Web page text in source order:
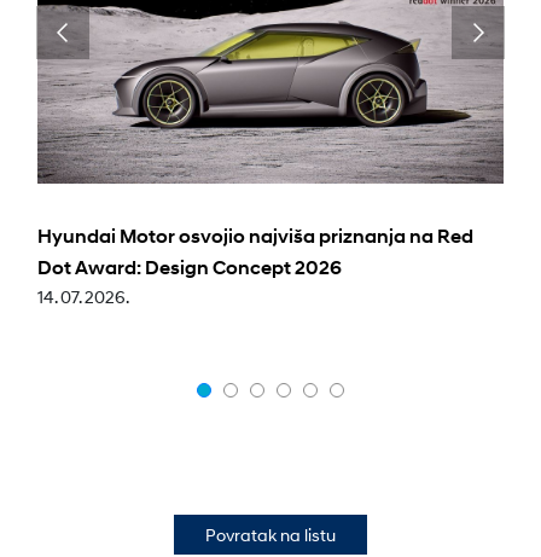
Hyundai Motor osvojio najviša priznanja na Red
Dot Award: Design Concept 2026
14. 07. 2026.
Povratak na listu